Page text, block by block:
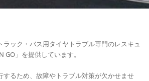
ラック・バス用タイヤトラブル専門のレスキュ
GO」を提供しています。
するため、故障やトラブル対策が欠かせませ